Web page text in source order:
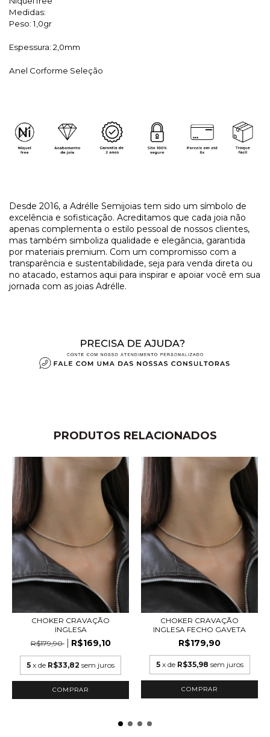
Medidas:
Peso: 1,0gr
Espessura: 2,0mm
Anel Corforme Seleção
Desde 2016, a Adrélle Semijoias tem sido um símbolo de
excelência e sofisticação. Acreditamos que cada joia não
apenas complementa o estilo pessoal de nossos clientes,
mas também simboliza qualidade e elegância, garantida
por materiais premium. Com um compromisso com a
transparência e sustentabilidade, seja para venda direta ou
no atacado, estamos aqui para inspirar e apoiar você em sua
jornada com as joias Adrélle.
PRODUTOS RELACIONADOS
CHOKER CRAVAÇÃO
INGLESA
R$179,90
R$169,10
5 x de R$33,82 sem juros
COMPRAR
CHOKER CRAVAÇÃO
INGLESA FECHO GAVETA
R$179,90
5 x de R$35,98 sem juros
COMPRAR